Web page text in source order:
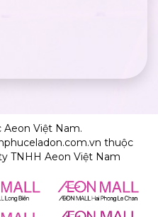
Aeon Việt Nam.
thuộc
TNHH Aeon Việt Nam